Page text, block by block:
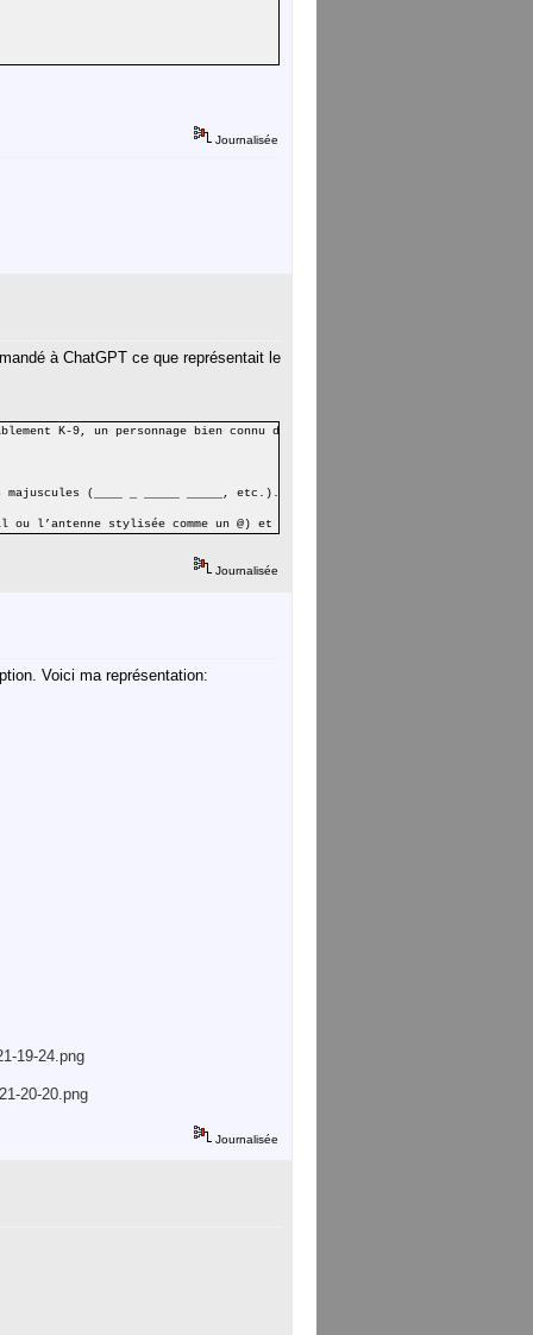
Journalisée
à ChatGPT ce que représentait le
K-9, un personnage bien connu de l'univers de Doctor Who.
(____ _ _____ _____, etc.).
ou l’antenne stylisée comme un @) et des pattes rigides, ce qui est
Journalisée
Voici ma représentation:
19-24.png
20-20.png
Journalisée